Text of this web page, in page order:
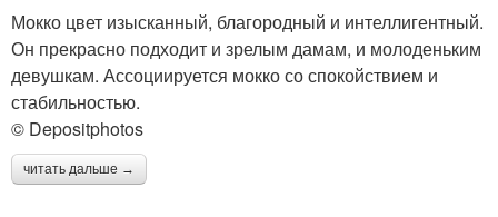
Мокко цвет изысканный, благородный и интеллигентный.
Он прекрасно подходит и зрелым дамам, и молоденьким
девушкам. Ассоциируется мокко со спокойствием и
стабильностью.
© Depositphotos
читать дальше →